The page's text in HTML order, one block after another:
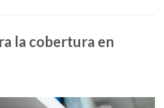
la cobertura en